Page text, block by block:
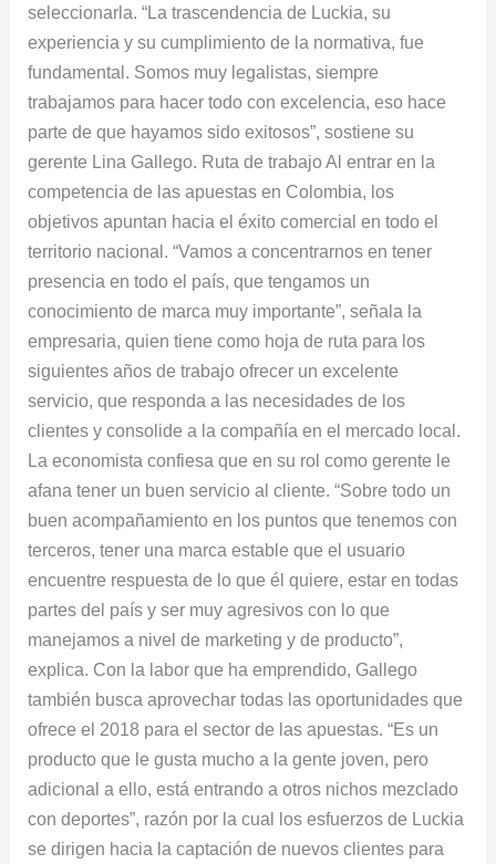
seleccionarla. “La trascendencia de Luckia, su
experiencia y su cumplimiento de la normativa, fue
fundamental. Somos muy legalistas, siempre
trabajamos para hacer todo con excelencia, eso hace
parte de que hayamos sido exitosos”, sostiene su
gerente Lina Gallego. Ruta de trabajo Al entrar en la
competencia de las apuestas en Colombia, los
objetivos apuntan hacia el éxito comercial en todo el
territorio nacional. “Vamos a concentrarnos en tener
presencia en todo el país, que tengamos un
conocimiento de marca muy importante”, señala la
empresaria, quien tiene como hoja de ruta para los
siguientes años de trabajo ofrecer un excelente
servicio, que responda a las necesidades de los
clientes y consolide a la compañía en el mercado local.
La economista confiesa que en su rol como gerente le
afana tener un buen servicio al cliente. “Sobre todo un
buen acompañamiento en los puntos que tenemos con
terceros, tener una marca estable que el usuario
encuentre respuesta de lo que él quiere, estar en todas
partes del país y ser muy agresivos con lo que
manejamos a nivel de marketing y de producto”,
explica. Con la labor que ha emprendido, Gallego
también busca aprovechar todas las oportunidades que
ofrece el 2018 para el sector de las apuestas. “Es un
producto que le gusta mucho a la gente joven, pero
adicional a ello, está entrando a otros nichos mezclado
con deportes”, razón por la cual los esfuerzos de Luckia
se dirigen hacia la captación de nuevos clientes para